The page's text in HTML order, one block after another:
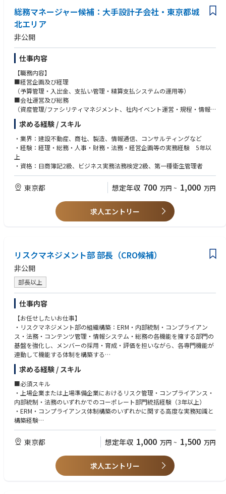
ナンス、経営企画、広報、全社プロジェクト推進など、コーポレート中核
機能へキャリアを広げることが可能です。
◆部・チームの業務概要
配属先は、Aratas株式会社のプロジェクト推進室です。
プロジェクト推進室は、独立企業として新たに必要となるコーポレート機
能のうち、役員秘書機能、取締役会運営支援、広報機能、全社横断重要プ
ロジェクトのプログラムマネジメントなどを担う組織です。ミッション
は、株主、取締役会、経営陣、事業部門、市場・顧客、社内プロジェクト
のハブとなり、各ステークホルダーとの関係性を企業価値向上につなげる
ことです。
現在は少数精鋭の立上げフェーズであり、各メンバーがそれぞれの専門領
域において、新会社に必要な仕組み・プロセス・運用体制の構築をリード
しています。本ポジションには、役員秘書機能および取締役会周辺業務の
◆配属先の課・チームの人数や雰囲気
プロジェクト推進室は、新会社Aratasの独立に伴い必要となるコーポレー
ト機能を立ち上げる少数精鋭の組織です。
役員秘書、取締役会運営支援、広報、全社横断プロジェクト推進など、経
営に近い領域を担うため、スピード感、主体性、正確性、関係者調整力が
一方で、立上げフェーズのため、固定化された業務だけをこなすのではな
く、必要な仕組みを自ら考え、関係者を巻き込みながら形にしていくこと
ができます。経営陣や関係部門との距離が近く、会社の変革を肌で感じな
・取締役会後のアクションアイテム管理、フォローアップ支援
・株主、社外取締役、監査役等とのコミュニケーション支援
・その他、役員・取締役会運営に関する業務全般
※担当範囲は、ご経験・専門性を踏まえて相談のうえ決定します。秘書業
務をベースとしつつ、取締役会事務局・経営管理・コーポレートガバナン
ス関連業務へ領域を広げていただくことを期待しています。
◆具体的な仕事内容に対しての期待する成果
・独立新会社として、社内・社外取締役が円滑かつ安定的に職務を遂行で
きる役員サポート体制が構築されていること
・株主、社外取締役、社内取締役、執行・事業部門間のコミュニケーショ
ンが適切に設計・運用されていること
・取締役会や重要会議体の開催準備、資料連携、事後フォローが滞りなく
行われ、意思決定の質とスピード向上に貢献できていること
・属人的な秘書業務ではなく、Aratasに適した標準プロセス・ルール・ナ
レッジとして定着していること
・役員・社外取締役・株主関係者から信頼される、機密性・正確性・先回
り力の高いサポートが提供できていること
◆この仕事の魅力
・大企業から独立し、PEファンド傘下で新たな成長を目指す会社の経営体
制づくりに、立上げ段階から関わることができます。
・単なる秘書業務にとどまらず、株主、社外取締役、経営陣、事業部門を
つなぐ重要なハブとして、経営の意思決定を支える役割を担うことができ
る経験を積むことができます。
・製造業としての実体ある事業基盤、グローバルな顧客基盤、世界トップ
クラスの製品群を持つ会社で、企業変革フェーズの中核に近い立場で働く
ことができます。
・将来的には、役員秘書領域に加え、取締役会事務局、コーポレートガバ
ナンス、経営企画、広報、全社プロジェクト推進など、コーポレート中核
機能へキャリアを広げることが可能です。
◆部・チームの業務概要
配属先は、Aratas株式会社のプロジェクト推進室です。
プロジェクト推進室は、独立企業として新たに必要となるコーポレート機
能のうち、役員秘書機能、取締役会運営支援、広報機能、全社横断重要プ
ロジェクトのプログラムマネジメントなどを担う組織です。ミッション
は、株主、取締役会、経営陣、事業部門、市場・顧客、社内プロジェクト
のハブとなり、各ステークホルダーとの関係性を企業価値向上につなげる
ことです。
現在は少数精鋭の立上げフェーズであり、各メンバーがそれぞれの専門領
域において、新会社に必要な仕組み・プロセス・運用体制の構築をリード
しています。本ポジションには、役員秘書機能および取締役会周辺業務の
立上げ・確立を中心的に担っていただくことを期待しています。
◆配属先の課・チームの人数や雰囲気
プロジェクト推進室は、新会社Aratasの独立に伴い必要となるコーポレー
ト機能を立ち上げる少数精鋭の組織です。
役員秘書、取締役会運営支援、広報、全社横断プロジェクト推進など、経
ビジネスマナー、文章力、調整力
・複数の関係者・会議・タスクを同時に管理できるスケジュール管理力、
段取り力
・機密情報を適切に取り扱える高い倫理観、守秘義務意識
・会議体運営に必要な資料準備、議事録、関係者連絡、タスクフォローの
実務スキル
・Word、Excel、PowerPoint、Outlook、Teams等の基本的なPCスキル
・曖昧な状況でも自ら課題を整理し、必要なプロセスを構築できる力
◆歓迎条件
・社外取締役、監査役、株主、PEファンド、投資家等との対応経験
・取締役会事務局、株主総会事務局、経営会議事務局等の経験
・製造業、電子部品、自動車、産業機器、BtoBメーカーでの就業経験
・グローバル企業での役員秘書・経営サポート経験
・英語でのメール対応、会議調整、資料確認が可能な方
・コーポレートガバナンス、会社法、取締役会運営に関する基礎知識
・秘書業務の立上げ、業務改善、標準化、マニュアル化の経験
・部門横断プロジェクトや全社プロジェクトの運営支援経験
総務マネージャー候補：大手設計子会社・東京都城
北エリア
非公開
仕事内容
【職務内容】
■経営企画及び経理
（予算管理・⼊出⾦、⽀払い管理・精算支払システムの運用等）
■会社運営及び総務
（資産管理/ファシリティマネジメント、社内イベント運営・規程・情報
管理、各種会議体運営・BCP）
【所属組織】
・総務グループ
求める経験 / スキル
・業界：建設不動産、商社、製造、情報通信、コンサルティングなど
・経験：経理・総務・⼈事・財務・法務・経営企画等の実務経験 5年以
上
・資格：日商簿記2級、ビジネス実務法務検定2級、第一種衛生管理者
東京都 想定年収 700 万円 ~ 1,000 万円
求人エントリー
リスクマネジメント部 部長（CRO候補）
非公開
部長以上
仕事内容
【お任せしたいお仕事】
・リスクマネジメント部の組織構築：ERM・内部統制・コンプライアン
ス・法務・コンテンツ管理・情報システム・総務の各機能を擁する部門の
基盤を強化し、メンバーの採用・育成・評価を担いながら、各専門機能が
連動して機能する体制を構築する
・ERM（エンタープライズ・リスクマネジメント）の設計と運用：全社リ
スクアセスメントを設計・実施し、リスクマップを作成して経営会議・取
締役会へ定期報告する。BCP策定支援、新規事業・M&Aに伴うリスク評価
と全社リスクテイク条件の設定を担う
・内部統制体制の確立：業務プロセスの可視化と内部統制の設計・運用モ
ニタリング、社内規程の整備・管理を通じ、IPO準備における統制整備の
実務をリードする
施、内部通報窓口（ヘルプライン）の運営、ハラスメント防止・インサイ
ダー規制・腐敗防止策を推進する
・法務機能の統括：契約審査・起案・交渉支援体制の構築、社内法務相談
機能の整備、訴訟・紛争への法的対応と外部弁護士マネジメントを担う
コンテンツ管理機能の統括：SNS・広告・PRの表現審査、景表法・著作
求める経験 / スキル
■必須スキル
・上場企業または上場準備企業におけるリスク管理・コンプライアンス・
内部統制・法務のいずれかでのコーポレート部門統括経験（3年以上）
・ERM・コンプライアンス体制構築のいずれかに関する高度な実務知識と
構築経験
・法務・情報システム・コンプライアンス等、複数の専門機能を横断して
統括するマネジメント経験
・経営陣・取締役会・監査法人と専門用語を用いて対等に折衝・報告でき
るコミュニケーション能力
東京都 想定年収 1,000 万円 ~ 1,500 万円
求人エントリー